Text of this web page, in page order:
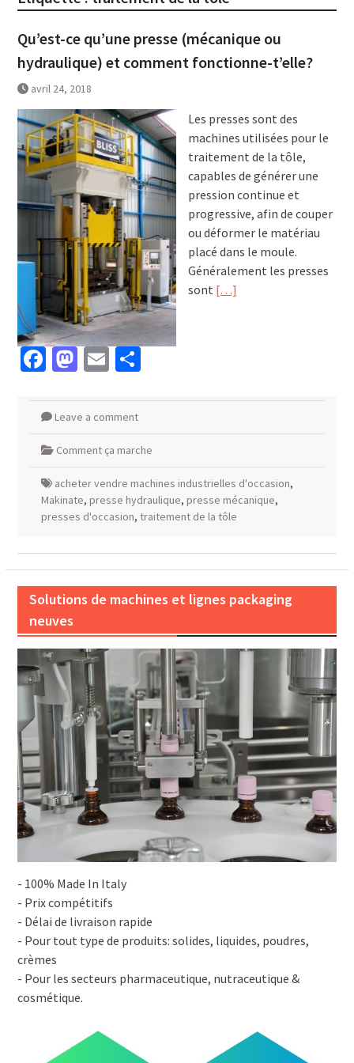
Qu’est-ce qu’une presse (mécanique ou
hydraulique) et comment fonctionne-t’elle?
avril 24, 2018
Les presses sont des
machines utilisées pour le
traitement de la tôle,
capables de générer une
pression continue et
progressive, afin de couper
ou déformer le matériau
placé dans le moule.
Généralement les presses
sont […]
Facebook
Mastodon
EmailPartager
Leave a comment
Comment ça marche
acheter vendre machines industrielles d'occasion,
Makinate, presse hydraulique, presse mécanique,
presses d'occasion, traitement de la tôle
Solutions de machines et lignes packaging
neuves
- 100% Made In Italy
- Prix compétitifs
- Délai de livraison rapide
- Pour tout type de produits: solides, liquides, poudres,
crèmes
- Pour les secteurs pharmaceutique, nutraceutique &
cosmétique.